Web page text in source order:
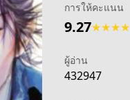
การให้คะแนน
9.27★★★★
ผู้อ่าน
432947